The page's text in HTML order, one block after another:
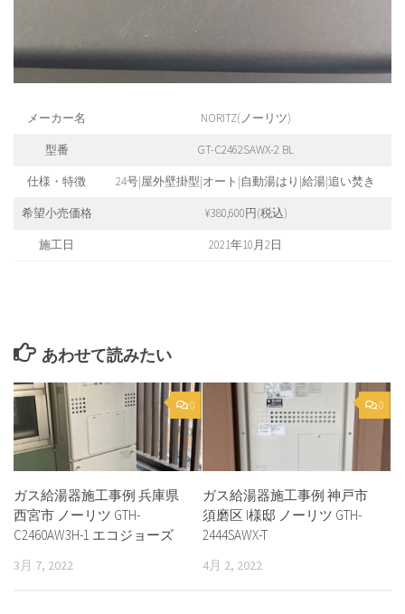
メーカー名 NORITZ(ノーリツ)
型番 GT-C2462SAWX-2 BL
仕様・特徴 24号|屋外壁掛型|オート|自動湯はり|給湯|追い焚き
希望小売価格 ¥380,600円(税込)
施工日 2021年10月2日
あわせて読みたい
0
ガス給湯器施工事例 兵庫県
西宮市 ノーリツ GTH-
C2460AW3H-1 エコジョーズ
3月 7, 2022
0
ガス給湯器施工事例 神戸市
須磨区 I様邸 ノーリツ GTH-
2444SAWX-T
4月 2, 2022